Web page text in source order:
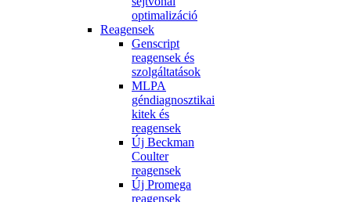
optimalizáció
Reagensek
Genscript
reagensek és
szolgáltatások
MLPA
géndiagnosztikai
kitek és
reagensek
Új Beckman
Coulter
reagensek
Új Promega
reagensek